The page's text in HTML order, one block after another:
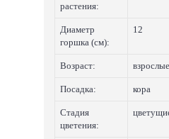
растения:
Диаметр
горшка (см):
12
Возраст: взрослые
Посадка: кора
Стадия
цветения: